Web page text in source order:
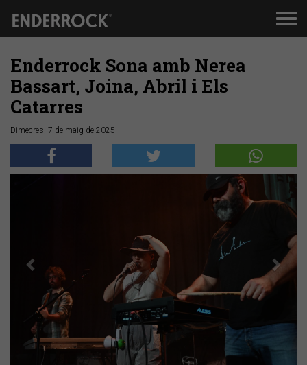
Enderrock Sona amb Nerea
Bassart, Joina, Abril i Els
Catarres
Dimecres, 7 de maig de 2025
Anterior